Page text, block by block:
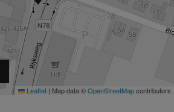
Leaflet | Map data ©OpenStreetMapcontributors